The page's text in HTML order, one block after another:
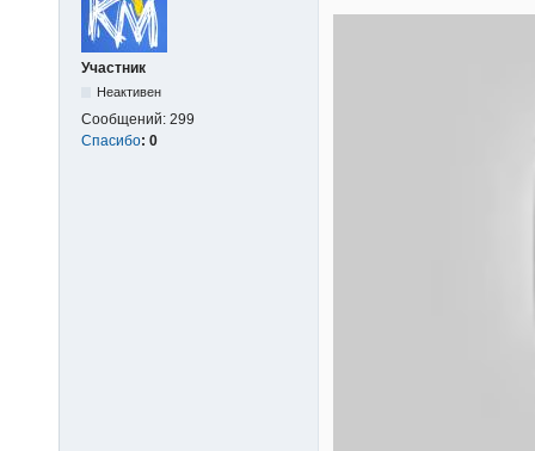
Участник
Неактивен
Сообщений: 299
Спасибо: 0